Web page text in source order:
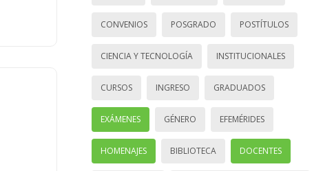
CONVENIOS POSGRADO POSTÍTULOS
CIENCIA Y TECNOLOGÍA INSTITUCIONALES
CURSOS INGRESO GRADUADOS
EXÁMENES GÉNERO EFEMÉRIDES
HOMENAJES BIBLIOTECA DOCENTES